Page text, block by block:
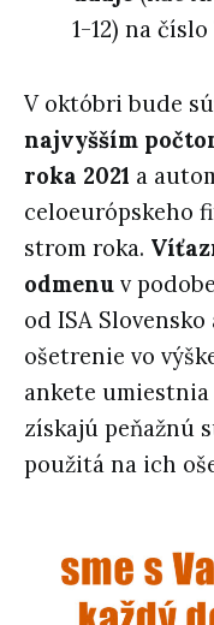
1-12) na číslo
V októbri bude
najvyšším
roka 2021 a
celoeurópskeho
strom roka.
odmenu v
od ISA
ošetrenie vo
ankete umiestnia
získajú peňažnú
použitá na ich